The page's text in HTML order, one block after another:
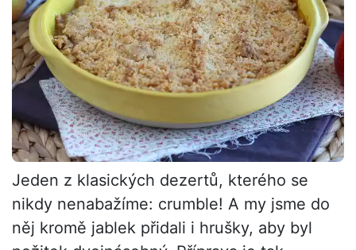
Jeden z klasických dezertů, kterého se
nikdy nenabažíme: crumble! A my jsme do
něj kromě jablek přidali i hrušky, aby byl